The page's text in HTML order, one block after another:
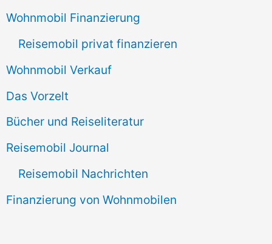
Wohnmobil Finanzierung
Reisemobil privat finanzieren
Wohnmobil Verkauf
Das Vorzelt
Bücher und Reiseliteratur
Reisemobil Journal
Reisemobil Nachrichten
Finanzierung von Wohnmobilen